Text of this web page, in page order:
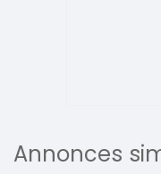
Annonces